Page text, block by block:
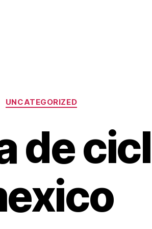
Categorías
UNCATEGORIZED
de